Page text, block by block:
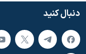
دنبال کنید